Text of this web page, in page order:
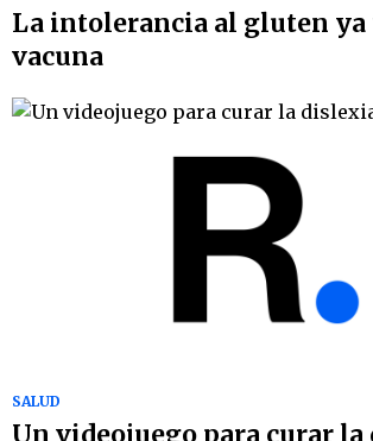
La intolerancia al gluten ya
vacuna
SALUD